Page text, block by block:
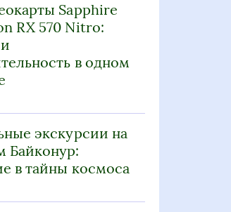
Sapphire
RX 570 Nitro:
в одном
экскурсии на
Байконур:
в тайны космоса